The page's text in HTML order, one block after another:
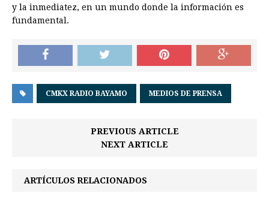
y la inmediatez, en un mundo donde la información es
fundamental.
CMKX RADIO BAYAMO MEDIOS DE PRENSA
PREVIOUS ARTICLE
NEXT ARTICLE
ARTÍCULOS RELACIONADOS